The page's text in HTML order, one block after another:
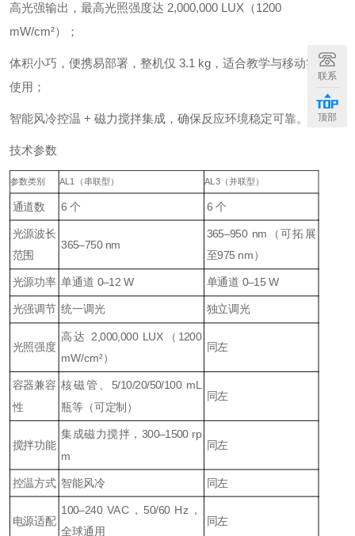
高光强输出，最高光照强度达 2,000,000 LUX（1200
mW/cm²）；
体积小巧，便携易部署，整机仅 3.1 kg，适合教学与移动实验室
使用；
智能风冷控温 + 磁力搅拌集成，确保反应环境稳定可靠。
技术参数
参数类别 AL1（串联型） AL3（并联型）
通道数 6 个 6 个
光源波长
范围
365–750 nm
365–950 nm（可拓展
至975 nm）
光源功率 单通道 0–12 W 单通道 0–15 W
光强调节 统一调光 独立调光
光照强度
高达 2,000,000 LUX（1200
mW/cm²）
同左
容器兼容
性
核磁管、5/10/20/50/100 mL
瓶等（可定制）
同左
搅拌功能
集成磁力搅拌，300–1500 rp
m
同左
控温方式 智能风冷 同左
电源适配
100–240 VAC，50/60 Hz，
全球通用
同左
联系
顶部